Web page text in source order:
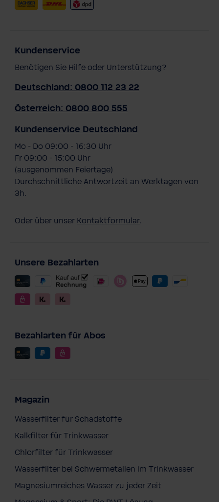
Kundenservice
Benötigen Sie Hilfe oder Unterstützung?
Deutschland: 0800 112 23 22
Österreich: 0800 800 555
Kundenservice Deutschland
Mo - Do 09:00 - 16:30 Uhr
Fr 09:00 - 15:00 Uhr
(ausgenommen Feiertage)
Durchschnittliche Antwortzeit an Werktagen von
3h.
Oder über unser Kontaktformular.
Unsere Bezahlarten
Bezahlarten für Abos
Magazin
Wasserfilter für Schadstoffe
Kalkfilter für Trinkwasser
Chlorfilter für Trinkwasser
Wasserfilter bei Schwermetallen im Trinkwasser
Magnesiumreiches Wasser zu jeder Zeit